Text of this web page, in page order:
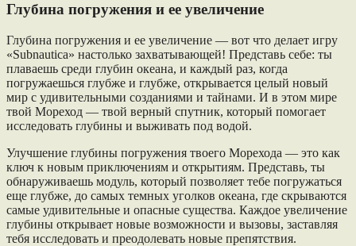
Глубина погружения и ее увеличение
Глубина погружения и ее увеличение — вот что делает игру
«Subnautica» настолько захватывающей! Представь себе: ты
плаваешь среди глубин океана, и каждый раз, когда
погружаешься глубже и глубже, открывается целый новый
мир с удивительными созданиями и тайнами. И в этом мире
твой Мореход — твой верный спутник, который помогает
исследовать глубины и выживать под водой.
Улучшение глубины погружения твоего Морехода — это как
ключ к новым приключениям и открытиям. Представь, ты
обнаруживаешь модуль, который позволяет тебе погружаться
еще глубже, до самых темных уголков океана, где скрываются
самые удивительные и опасные существа. Каждое увеличение
глубины открывает новые возможности и вызовы, заставляя
тебя исследовать и преодолевать новые препятствия.